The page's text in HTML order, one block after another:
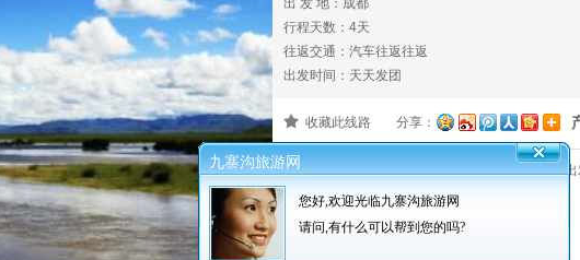
出 发 地：成都
行程天数：4天
往返交通：汽车往返往返
出发时间：天天发团
收藏此线路 分享：
产品编号：000077 报名截止：出发前3天
九寨沟旅游网
您好,欢迎光临九寨沟旅游网
请问,有什么可以帮到您的吗?